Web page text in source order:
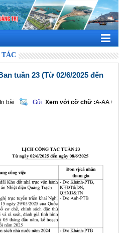
tuần 23 (Từ 02/6/2025 đến
In bài Gửi Xem với cỡ chữ :A-AA+